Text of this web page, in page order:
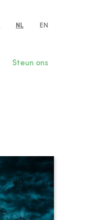
NL EN
Steun ons